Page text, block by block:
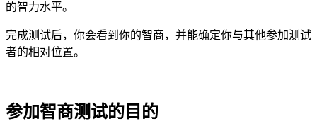
的智力水平。
完成测试后，你会看到你的智商，并能确定你与其他参加测试
者的相对位置。
参加智商测试的目的